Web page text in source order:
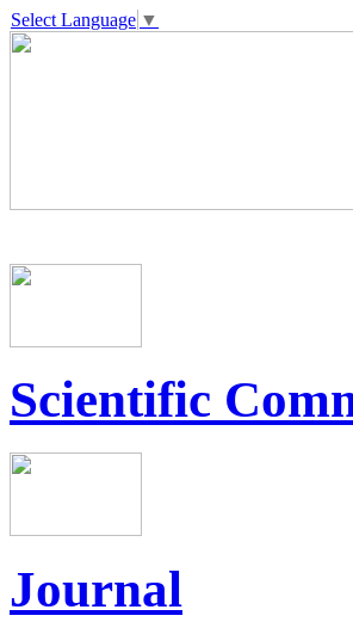
Select Language ▼
Scientific
Journal